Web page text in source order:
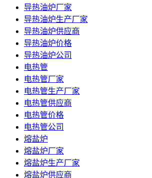
导热油炉厂家
导热油炉生产厂家
导热油炉供应商
导热油炉价格
导热油炉公司
电热管
电热管厂家
电热管生产厂家
电热管供应商
电热管价格
电热管公司
熔盐炉
熔盐炉厂家
熔盐炉生产厂家
熔盐炉供应商